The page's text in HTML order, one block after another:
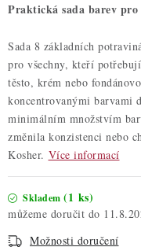
Hodnocení obchodu
Podmínky ochrany
Praktická sada barev
Sada 8 základních
pro všechny, kteří
těsto, krém nebo
koncentrovanými barvami
minimálním množstvím
změnila konzistenci nebo
Kosher. Více informací
Skladem (1 ks)
Možnosti doručení